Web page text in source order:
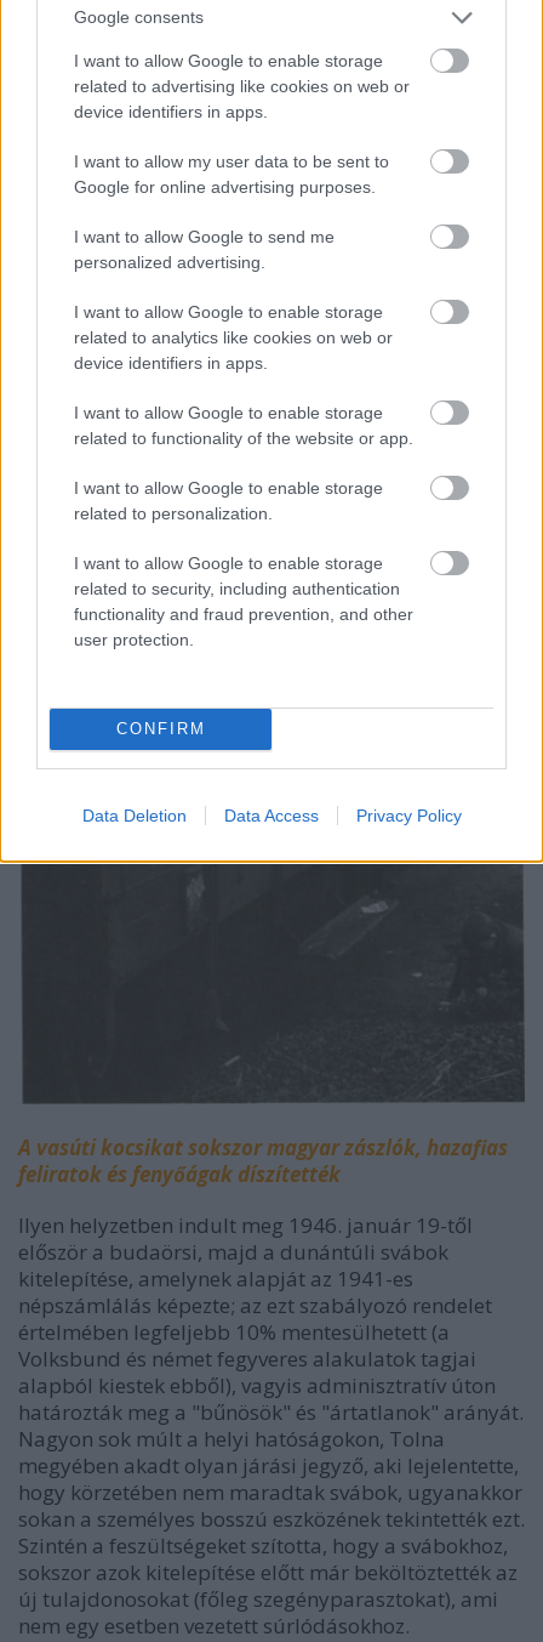
Google consents
I want to allow Google to enable storage
related to advertising like cookies on web or
device identifiers in apps.
I want to allow my user data to be sent to
Google for online advertising purposes.
I want to allow Google to send me
personalized advertising.
I want to allow Google to enable storage
related to analytics like cookies on web or
device identifiers in apps.
I want to allow Google to enable storage
related to functionality of the website or app.
I want to allow Google to enable storage
related to personalization.
I want to allow Google to enable storage
related to security, including authentication
functionality and fraud prevention, and other
user protection.
CONFIRM
Data Deletion Data Access Privacy Policy
A helyzetet nehezítette, hogy rengeteg magyar
akiknek szintén föld és/vagy megélhetés kellett,
illetve hogy 1946. februárjától megindult a
csehszlovák-magyar lakosságcsere, aminek hatására
több tízezren érkeztek a Felvidékről is, a legtöbben
az újjászületett Csehszlovákia erőszakos
"reszlovakizációjának" eredményeként.
A vasúti kocsikat sokszor magyar zászlók, hazafias
feliratok és fenyőágak díszítették
Ilyen helyzetben indult meg 1946. január 19-től
először a budaörsi, majd a dunántúli svábok
kitelepítése, amelynek alapját az 1941-es
népszámlálás képezte; az ezt szabályozó rendelet
értelmében legfeljebb 10% mentesülhetett (a
Volksbund és német fegyveres alakulatok tagjai
alapból kiestek ebből), vagyis adminisztratív úton
határozták meg a "bűnösök" és "ártatlanok" arányát.
Nagyon sok múlt a helyi hatóságokon, Tolna
megyében akadt olyan járási jegyző, aki lejelentette,
hogy körzetében nem maradtak svábok, ugyanakkor
sokan a személyes bosszú eszközének tekintették ezt.
Szintén a feszültségeket szította, hogy a svábokhoz,
sokszor azok kitelepítése előtt már beköltöztették az
új tulajdonosokat (főleg szegényparasztokat), ami
nem egy esetben vezetett súrlódásokhoz.